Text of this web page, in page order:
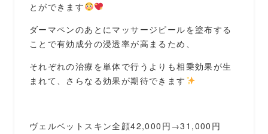
とができます
ダーマペンのあとにマッサージピールを塗布する
ことで有効成分の浸透率が高まるため、
それぞれの治療を単体で行うよりも相乗効果が生
まれて、さらなる効果が期待できます
ヴェルベットスキン全顔42,000円→31,000円